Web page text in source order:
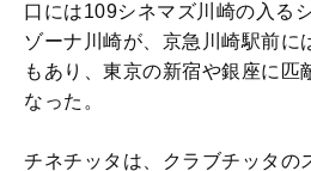
口には109シネマズ川崎の入る
ゾーナ川崎が、京急川崎駅前に
もあり、東京の新宿や銀座に匹
なった。
チネチッタは、クラブチッタの